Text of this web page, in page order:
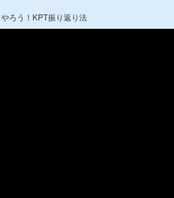
ろう！KPT振り返り法